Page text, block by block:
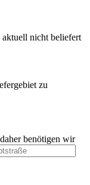
nicht beliefert
zu
benötigen wir